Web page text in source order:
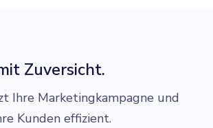
Zuversicht.
Ihre Marketingkampagne und
Kunden effizient.